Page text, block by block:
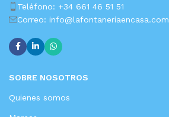
Teléfono: +34 661 46 51 51
Correo: info@lafontaneriaencasa.com
SOBRE NOSOTROS
Quienes somos